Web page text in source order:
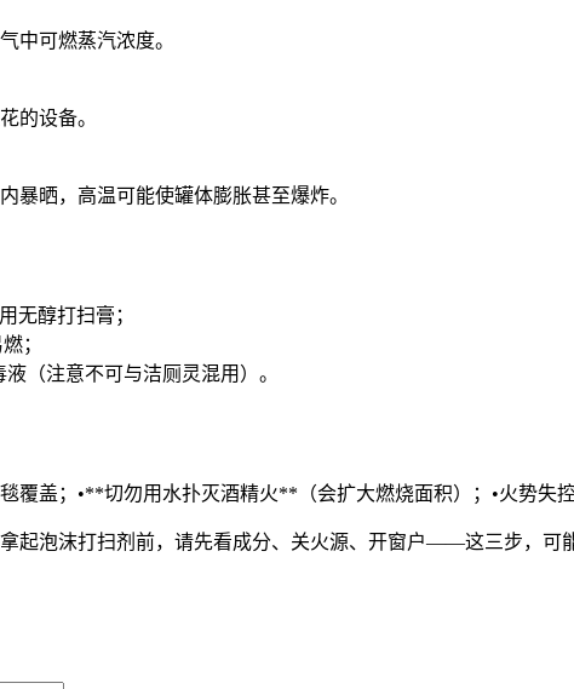
中可燃蒸汽浓度。
的设备。
暴晒，高温可能使罐体膨胀甚至爆炸。
无醇打扫膏；
；
（注意不可与洁厕灵混用）。
覆盖；•**切勿用水扑灭酒精火**（会扩大燃烧面积）；•火势失控
起泡沫打扫剂前，请先看成分、关火源、开窗户——这三步，可